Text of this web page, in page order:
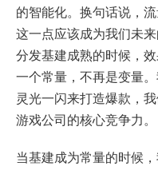
的智能化。换句话说，
这一点应该成为我们未
分发基建成熟的时候，
一个常量，不再是变量
灵光一闪来打造爆款，
游戏公司的核心竞争力。
当基建成为常量的时候